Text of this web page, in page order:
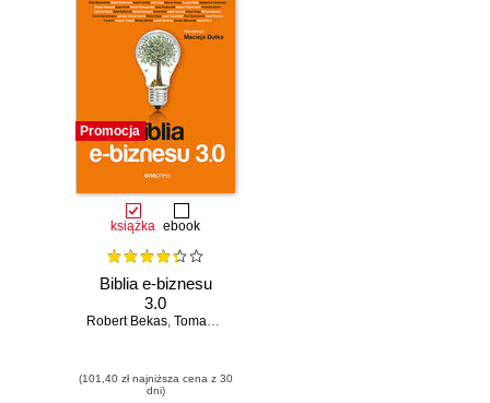
Promocja
książka ebook
Biblia e-biznesu
3.0
Robert Bekas, Tomasz Burcon
(101,40 zł najniższa cena z 30
dni)